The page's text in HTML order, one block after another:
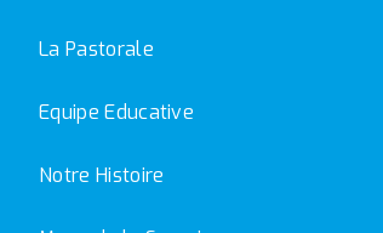
La Pastorale
Equipe Educative
Notre Histoire